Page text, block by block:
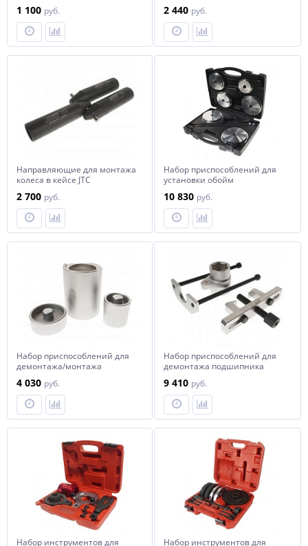
1 100 руб.
JTC
2 440 руб.
Направляющие для монтажа
колеса в кейсе JTC
2 700 руб.
Набор приспособлений для
установки обойм
JTC
10 830 руб.
Набор приспособлений для
демонтажа/монтажа
RT50) JTC
4 030 руб.
Набор приспособлений для
демонтажа подшипника
передач (ISUZU RT50) JTC
9 410 руб.
Набор инструментов для Набор инструментов для